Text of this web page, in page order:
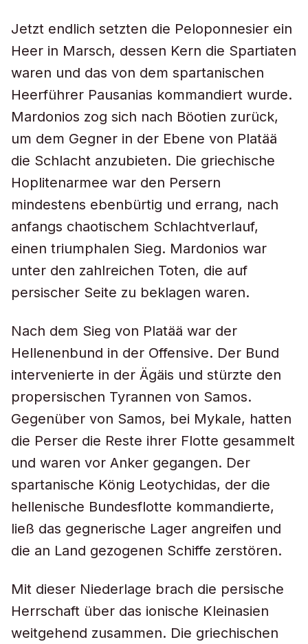
Jetzt endlich setzten die Peloponnesier ein
Heer in Marsch, dessen Kern die Spartiaten
waren und das von dem spartanischen
Heerführer Pausanias kommandiert wurde.
Mardonios zog sich nach Böotien zurück,
um dem Gegner in der Ebene von Platää
die Schlacht anzubieten. Die griechische
Hoplitenarmee war den Persern
mindestens ebenbürtig und errang, nach
anfangs chaotischem Schlachtverlauf,
einen triumphalen Sieg. Mardonios war
unter den zahlreichen Toten, die auf
persischer Seite zu beklagen waren.
Nach dem Sieg von Platää war der
Hellenenbund in der Offensive. Der Bund
intervenierte in der Ägäis und stürzte den
propersischen Tyrannen von Samos.
Gegenüber von Samos, bei Mykale, hatten
die Perser die Reste ihrer Flotte gesammelt
und waren vor Anker gegangen. Der
spartanische König Leotychidas, der die
hellenische Bundesflotte kommandierte,
ließ das gegnerische Lager angreifen und
die an Land gezogenen Schiffe zerstören.
Mit dieser Niederlage brach die persische
Herrschaft über das ionische Kleinasien
weitgehend zusammen. Die griechischen